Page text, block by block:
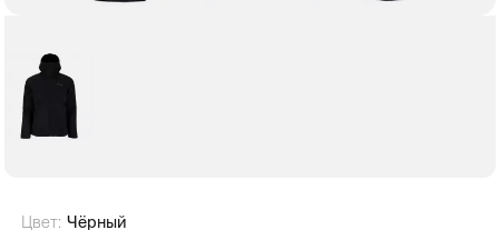
Цвет: Чёрный